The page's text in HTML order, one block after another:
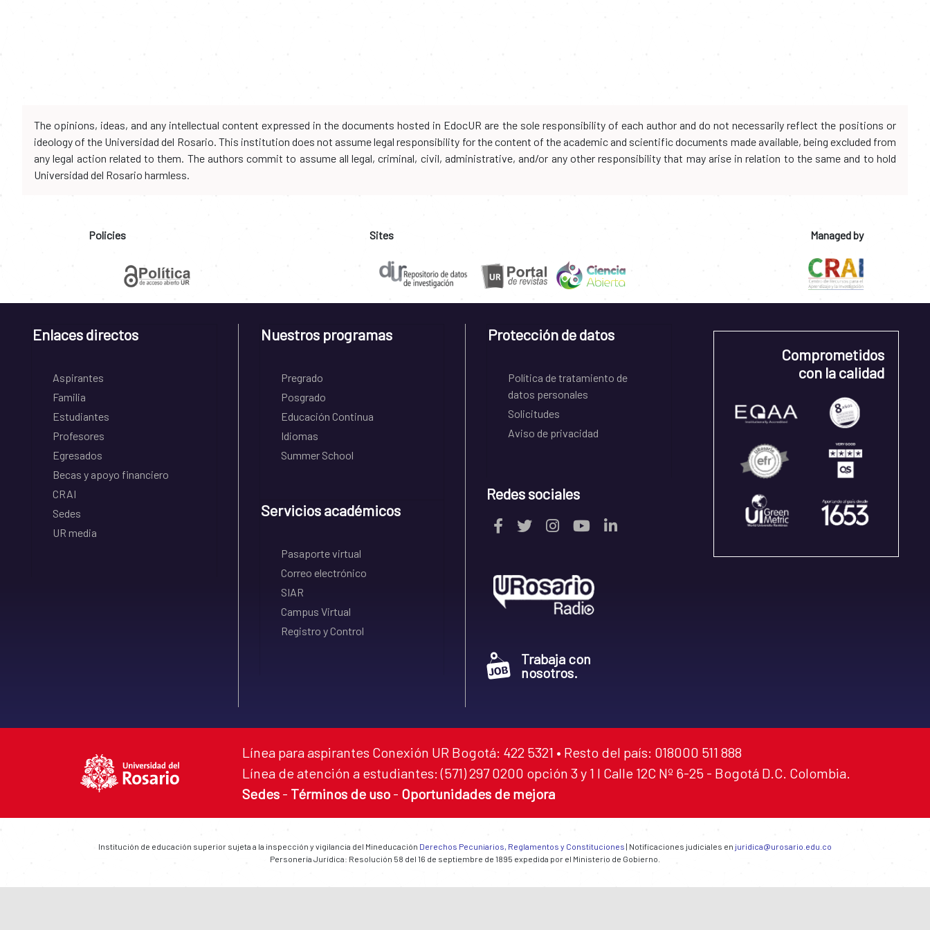
The opinions, ideas, and any intellectual content expressed in the documents hosted in EdocUR are the sole responsibility of each author and do not necessarily reflect the positions or
ideology of the Universidad del Rosario. This institution does not assume legal responsibility for the content of the academic and scientific documents made available, being excluded from
any legal action related to them. The authors commit to assume all legal, criminal, civil, administrative, and/or any other responsibility that may arise in relation to the same and to hold
Universidad del Rosario harmless.
Policies Sites Managed by
Enlaces directos
Aspirantes
Familia
Estudiantes
Profesores
Egresados
Becas y apoyo financiero
CRAI
Sedes
UR media
Nuestros programas
Pregrado
Posgrado
Educación Continua
Idiomas
Summer School
Servicios académicos
Pasaporte virtual
Correo electrónico
SIAR
Campus Virtual
Registro y Control
Protección de datos
Política de tratamiento de
datos personales
Solicitudes
Aviso de privacidad
Redes sociales
Trabaja con
nosotros.
Comprometidos
con la calidad
Línea para aspirantes Conexión UR Bogotá: 422 5321 • Resto del país: 018000 511 888
Línea de atención a estudiantes: (571) 297 0200 opción 3 y 1 I Calle 12C Nº 6-25 - Bogotá D.C. Colombia.
Sedes - Términos de uso - Oportunidades de mejora
Institución de educación superior sujeta a la inspección y vigilancia del Mineducación Derechos Pecuniarios, Reglamentos y Constituciones | Notificaciones judiciales en juridica@urosario.edu.co
Personería Jurídica: Resolución 58 del 16 de septiembre de 1895 expedida por el Ministerio de Gobierno.